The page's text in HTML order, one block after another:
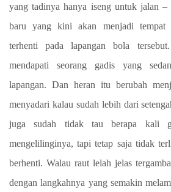
yang tadinya hanya iseng untuk jalan –
baru yang kini akan menjadi tempat
terhenti pada lapangan bola
mendapati seorang gadis yang
lapangan. Dan heran itu berubah
menyadari kalau sudah lebih dari
juga sudah tidak tau berapa kali
mengelilinginya, tapi tetap saja tidak
berhenti. Walau raut lelah jelas
dengan langkahnya yang semakin